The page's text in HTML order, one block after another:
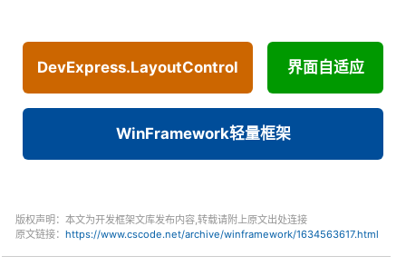
DevExpress.LayoutControl 界面自适应
WinFramework轻量框架
版权声明：本文为开发框架文库发布内容,转载请附上原文出处连接
原文链接： https://www.cscode.net/archive/winframework/1634563617.html